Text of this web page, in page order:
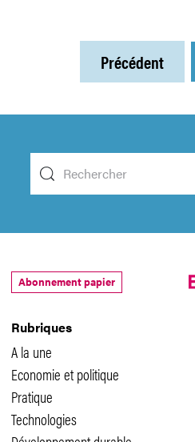
Précédent
Rubriques
A la une
Economie et politique
Pratique
Technologies
Abonnement papier